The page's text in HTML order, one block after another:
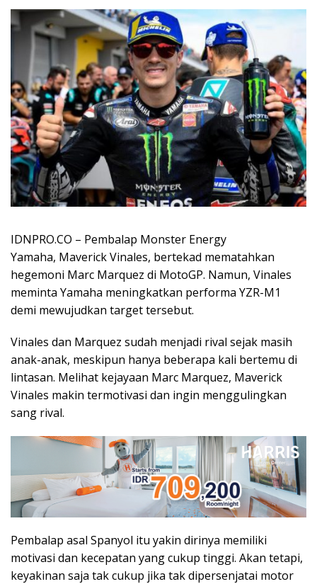
IDNPRO.CO – Pembalap Monster Energy
Yamaha, Maverick Vinales, bertekad mematahkan
hegemoni Marc Marquez di MotoGP. Namun, Vinales
meminta Yamaha meningkatkan performa YZR-M1
demi mewujudkan target tersebut.
Vinales dan Marquez sudah menjadi rival sejak masih
anak-anak, meskipun hanya beberapa kali bertemu di
lintasan. Melihat kejayaan Marc Marquez, Maverick
Vinales makin termotivasi dan ingin menggulingkan
sang rival.
Pembalap asal Spanyol itu yakin dirinya memiliki
motivasi dan kecepatan yang cukup tinggi. Akan tetapi,
keyakinan saja tak cukup jika tak dipersenjatai motor